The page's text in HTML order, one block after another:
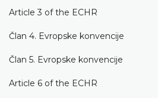
Article 3 of the ECHR
Član 4. Evropske konvencije
Član 5. Evropske konvencije
Article 6 of the ECHR